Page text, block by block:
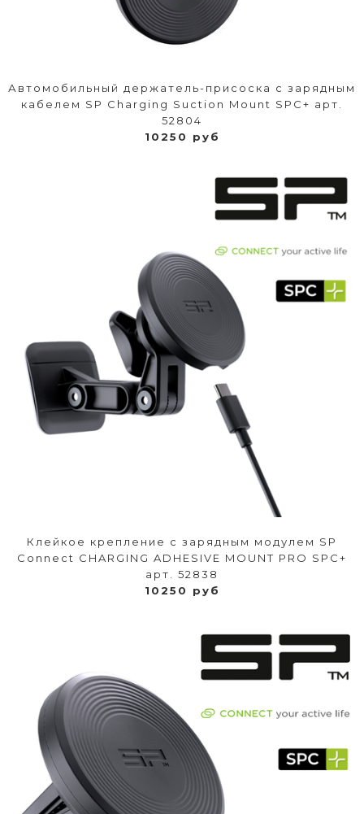
Автомобильный держатель-присоска с зарядным
кабелем SP Charging Suction Mount SPC+ арт.
52804
10250 руб
Клейкое крепление с зарядным модулем SP
Connect CHARGING ADHESIVE MOUNT PRO SPC+
арт. 52838
10250 руб